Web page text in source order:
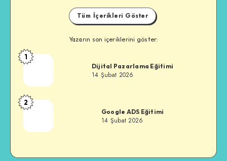
Tüm İçerikleri Göster
Yazarın son içeriklerini göster:
Özkan
1
Dijital Pazarlama Eğitimi
14 Şubat 2026
Özkan
2
Google ADS Eğitimi
14 Şubat 2026